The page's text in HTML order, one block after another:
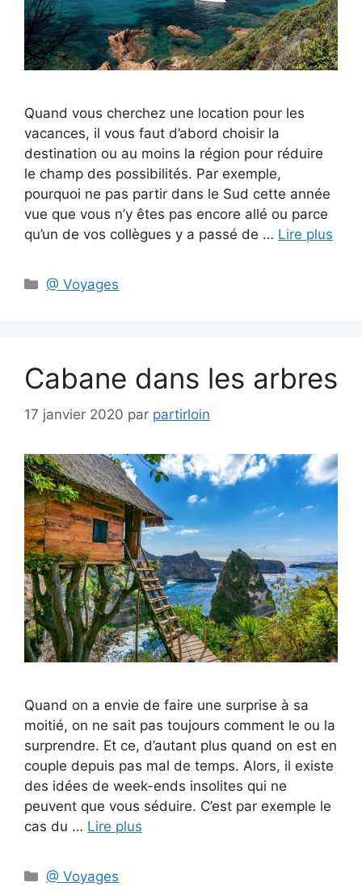
Quand vous cherchez une location pour les
vacances, il vous faut d’abord choisir la
destination ou au moins la région pour réduire
le champ des possibilités. Par exemple,
pourquoi ne pas partir dans le Sud cette année
vue que vous n’y êtes pas encore allé ou parce
qu’un de vos collègues y a passé de … Lire plus
Catégories
@ Voyages
Cabane dans les arbres
17 janvier 2020 par partirloin
Quand on a envie de faire une surprise à sa
moitié, on ne sait pas toujours comment le ou la
surprendre. Et ce, d’autant plus quand on est en
couple depuis pas mal de temps. Alors, il existe
des idées de week-ends insolites qui ne
peuvent que vous séduire. C’est par exemple le
cas du … Lire plus
Catégories
@ Voyages